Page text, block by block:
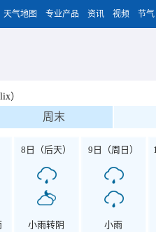
天气地图 专业产品 资讯 视频 节气
）
周末
8日（后天）
小雨转阴
9日（周日）
小雨